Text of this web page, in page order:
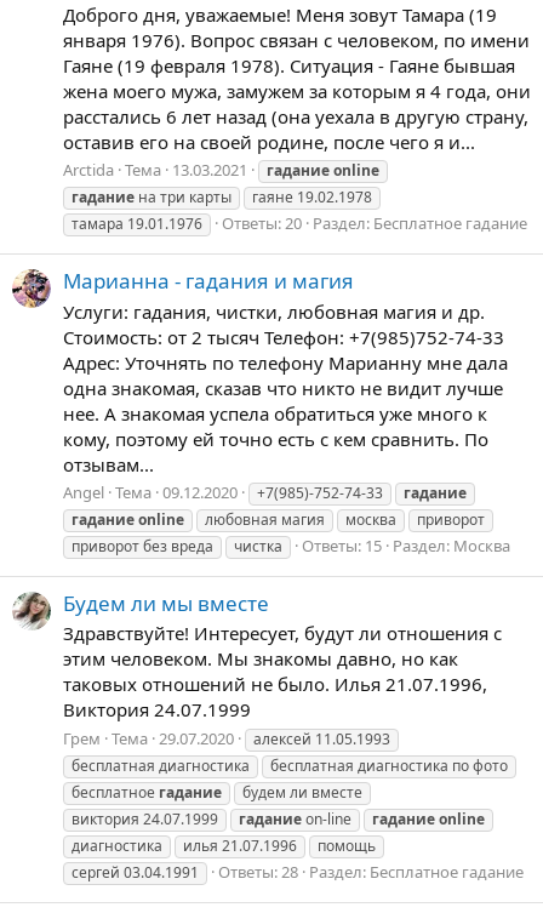
Доброго дня, уважаемые! Меня зовут Тамара (19
января 1976). Вопрос связан с человеком, по имени
Гаяне (19 февраля 1978). Ситуация - Гаяне бывшая
жена моего мужа, замужем за которым я 4 года, они
расстались 6 лет назад (она уехала в другую страну,
оставив его на своей родине, после чего я и...
Arctida Тема 13.03.2021 гаданиеonline
гадание на три карты
гаяне 19.02.1978
тамара 19.01.1976
Ответы: 20 Раздел: Бесплатное гадание
Марианна - гадания и магия
Услуги: гадания, чистки, любовная магия и др.
Стоимость: от 2 тысяч Телефон: +7(985)752-74-33
Адрес: Уточнять по телефону Марианну мне дала
одна знакомая, сказав что никто не видит лучше
нее. А знакомая успела обратиться уже много к
кому, поэтому ей точно есть с кем сравнить. По
отзывам...
Angel Тема 09.12.2020 +7(985)-752-74-33
гадание
гаданиеonline любовная магия москва
приворот
приворот без вреда
чистка Ответы: 15 Раздел: Москва
Будем ли мы вместе
Здравствуйте! Интересует, будут ли отношения с
этим человеком. Мы знакомы давно, но как
таковых отношений не было. Илья 21.07.1996,
Виктория 24.07.1999
Грем Тема 29.07.2020
алексей 11.05.1993
бесплатная диагностика
бесплатная диагностика по фото
бесплатное гадание
будем ли вместе
виктория 24.07.1999
гаданиеon-line гаданиеonline
диагностика
илья 21.07.1996
помощь
сергей 03.04.1991
Ответы: 28 Раздел: Бесплатное гадание